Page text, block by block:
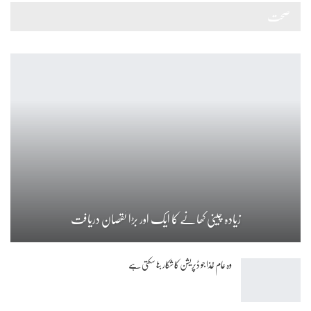
زیادہ چینی کھانے کا ایک اور بڑا نقصان دریافت
وہ عام غذا جو ڈپریشن کا شکار بنا سکتی ہے